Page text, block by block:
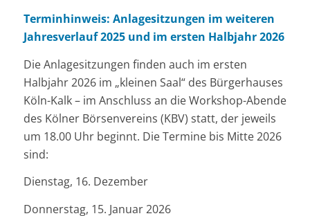
Terminhinweis: Anlagesitzungen im weiteren
Jahresverlauf 2025 und im ersten Halbjahr 2026
Die Anlagesitzungen finden auch im ersten
Halbjahr 2026 im „kleinen Saal“ des Bürgerhauses
Köln-Kalk – im Anschluss an die Workshop-Abende
des Kölner Börsenvereins (KBV) statt, der jeweils
um 18.00 Uhr beginnt. Die Termine bis Mitte 2026
sind:
Dienstag, 16. Dezember
Donnerstag, 15. Januar 2026